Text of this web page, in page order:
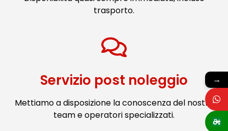
trasporto.
Servizio post noleggio
Mettiamo a disposizione la conoscenza del nostro
team e operatori specializzati.
→